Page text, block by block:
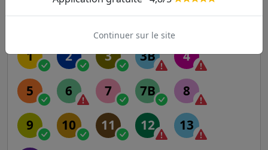
1 2 3 3B 4
5 6 7 7B 8
9 10 11 12 13
Continuer sur le site